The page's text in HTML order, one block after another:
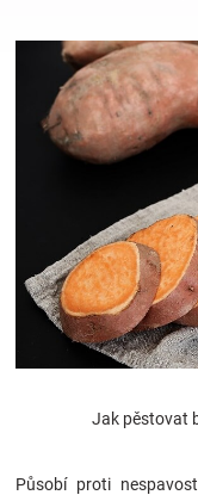
zábava
děti
Těhotenské
Jak pěstovat
Působí proti